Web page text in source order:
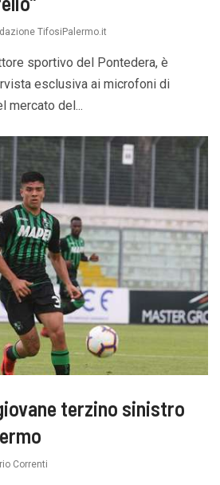
TifosiPalermo.it
sportivo del Pontedera, è
esclusiva ai microfoni di
mercato del...
terzino sinistro
Correnti